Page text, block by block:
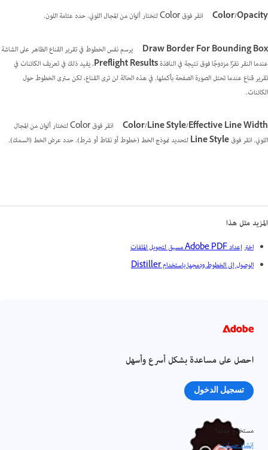
Color/Opacity انقر فوق Color لتختار ألوان من المجال اللوني. حدد عتامة اللون.
Draw Border For Bounding Box
يرسم نفس الخطوط في تقرير القناع الظاهر على الشاشة
عندما النقر نقرًا مزدوجًا فوق نتيجة في النافذةPreflight Results. يفيد ذلك في تعريف الكائنات في
تقرير قناع عندما تحتل الصورة الصفحة بأكملها. في هذه الحالة لن ترى القناع، لكن سترى الخطوط حول
الكائنات.
Color/Line Style/Effective Line Width
انقر فوق Color لتختار ألوان من المجال
اللوني. انقر فوقLine Styleلتحديد نموذج الخط (خطوط أو نقاط أو شرط). حدد عرض الخط (السمك).
المزيد مثل هذا
اختر إعداد Adobe PDF مسبق لتحويل الملفات
الوصول إلى الخطوط ودمجها باستخدام Distiller
احصل على مساعدة بشكل أسرع وأسهل
تسجيل الدخول
مستخدم جديد؟
إنشاء حساب ›